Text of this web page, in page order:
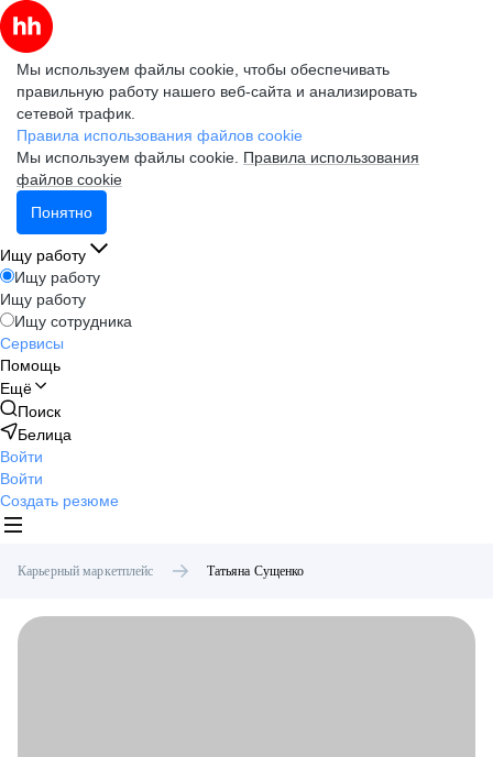
Мы используем файлы cookie, чтобы обеспечивать
правильную работу нашего веб-сайта и анализировать
сетевой трафик.
Правила использования файлов cookie
Мы используем файлы cookie. Правила использования
файлов cookie
Понятно
Ищу работу
Ищу работу
Ищу работу
Ищу сотрудника
Сервисы
Помощь
Ещё
Поиск
Белица
Войти
Войти
Создать резюме
Карьерный маркетплейс Татьяна Сущенко